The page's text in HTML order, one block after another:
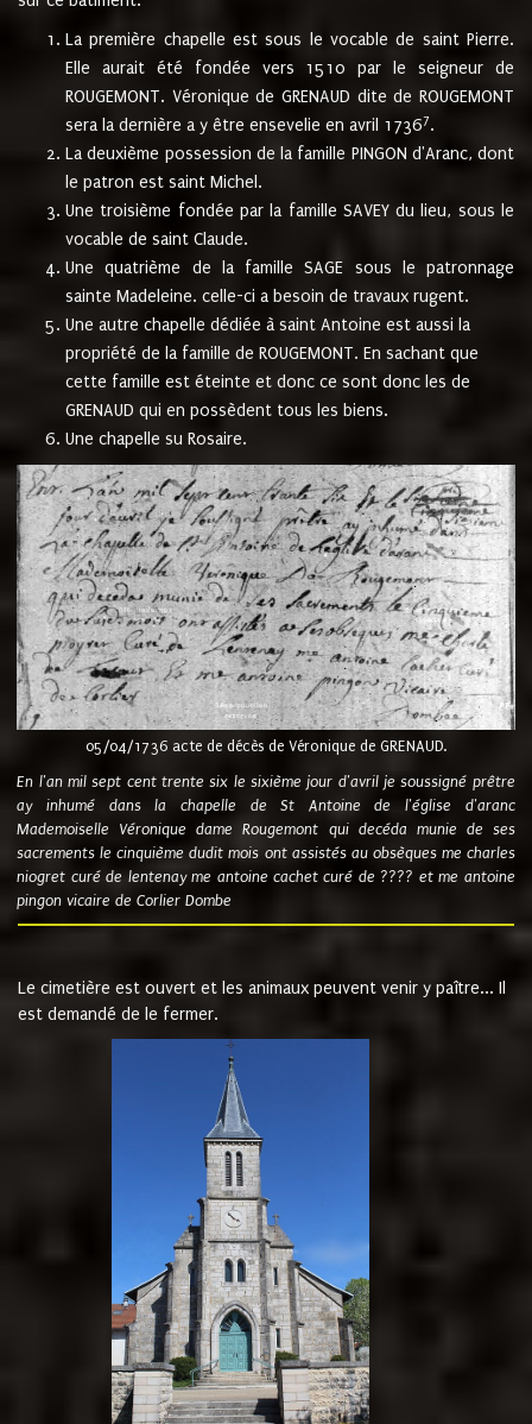
La première chapelle est sous le vocable de saint Pierre.
Elle aurait été fondée vers 1510 par le seigneur de
ROUGEMONT. Véronique de GRENAUD dite de ROUGEMONT
sera la dernière a y être ensevelie en avril 17367.
La deuxième possession de la famille PINGON d'Aranc, dont
le patron est saint Michel.
Une troisième fondée par la famille SAVEY du lieu, sous le
vocable de saint Claude.
Une quatrième de la famille SAGE sous le patronnage
sainte Madeleine. celle-ci a besoin de travaux rugent.
Une autre chapelle dédiée à saint Antoine est aussi la
propriété de la famille de ROUGEMONT. En sachant que
cette famille est éteinte et donc ce sont donc les de
GRENAUD qui en possèdent tous les biens.
Une chapelle su Rosaire.
05/04/1736 acte de décès de Véronique de GRENAUD.
En l'an mil sept cent trente six le sixième jour d'avril je soussigné prêtre
ay inhumé dans la chapelle de St Antoine de l'église d'aranc
Mademoiselle Véronique dame Rougemont qui decéda munie de ses
sacrements le cinquième dudit mois ont assistés au obsèques me charles
niogret curé de lentenay me antoine cachet curé de ???? et me antoine
pingon vicaire de Corlier Dombe
Le cimetière est ouvert et les animaux peuvent venir y paître... Il
est demandé de le fermer.